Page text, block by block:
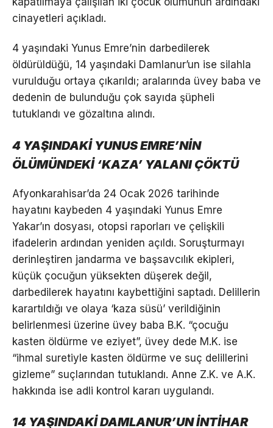
cinayetleri açıkladı.
4 yaşındaki Yunus Emre’nin darbedilerek
öldürüldüğü, 14 yaşındaki Damlanur’un ise silahla
vurulduğu ortaya çıkarıldı; aralarında üvey baba ve
dedenin de bulunduğu çok sayıda şüpheli
tutuklandı ve gözaltına alındı.
4 YAŞINDAKİ YUNUS EMRE’NİN
ÖLÜMÜNDEKİ ‘KAZA’ YALANI ÇÖKTÜ
Afyonkarahisar’da 24 Ocak 2026 tarihinde
hayatını kaybeden 4 yaşındaki Yunus Emre
Yakar’ın dosyası, otopsi raporları ve çelişkili
ifadelerin ardından yeniden açıldı. Soruşturmayı
derinleştiren jandarma ve başsavcılık ekipleri,
küçük çocuğun yüksekten düşerek değil,
darbedilerek hayatını kaybettiğini saptadı. Delillerin
karartıldığı ve olaya ‘kaza süsü’ verildiğinin
belirlenmesi üzerine üvey baba B.K. “çocuğu
kasten öldürme ve eziyet”, üvey dede M.K. ise
“ihmal suretiyle kasten öldürme ve suç delillerini
gizleme” suçlarından tutuklandı. Anne Z.K. ve A.K.
hakkında ise adli kontrol kararı uygulandı.
14 YAŞINDAKİ DAMLANUR’UN İNTİHAR